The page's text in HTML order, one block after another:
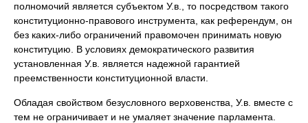
полномочий является субъектом У.в., то посредством такого
конституционно-правового инструмента, как референдум, он
без каких-либо ограничений правомочен принимать новую
конституцию. В условиях демократического развития
установленная У.в. является надежной гарантией
преемственности конституционной власти.
Обладая свойством безусловного верховенства, У.в. вместе с
тем не ограничивает и не умаляет значение парламента.